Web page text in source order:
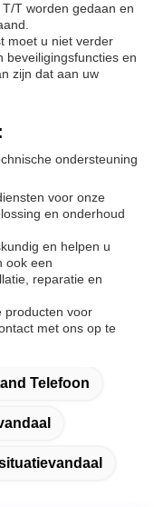
T worden gedaan en
moet u niet verder
beveiligingsfuncties en
zijn dat aan uw
ondersteuning
voor onze
en onderhoud
en helpen u
ook een
reparatie en
producten voor
met ons op te
Telefoon